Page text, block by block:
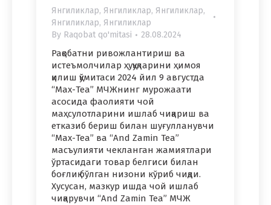
Янгиликлар, Янгиликлар, Янгиликлар,
Янгиликлар, Янгиликлар
By Raqobat qo'mitasi 28.08.2024
Рақобатни ривожлантириш ва
истеъмолчилар ҳуқуқларини ҳимоя
қилиш қўмитаси 2024 йил 9 августда
“Мах-Теа” МЧЖнинг мурожаати
асосида фаолияти чой
маҳсулотларини ишлаб чиқариш ва
етказиб бериш билан шуғулланувчи
“Мах-Теа” ва “And Zamin Tea”
масъулияти чекланган жамиятлари
ўртасидаги товар белгиси билан
боғлиқ бўлган низони кўриб чиқди.
Хусусан, мазкур ишда чой ишлаб
чиқарувчи “And Zamin Tea” МЧЖ